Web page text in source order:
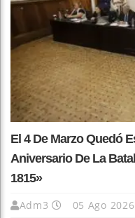
El 4 De Marzo Quedó
Aniversario De La
1815»
Adm3 05 Ago 2026